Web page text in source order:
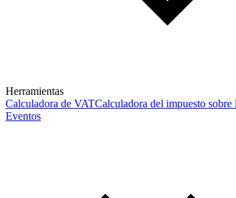
Herramientas
Calculadora de VATCalculadora del impuesto sobre
Eventos